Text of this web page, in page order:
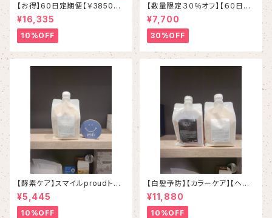
【お得】60日定期便【￥3850お
得】【ケアオイル１本プレゼント】
イマヘアヘアケア３点セット
¥16,335
10%OFF
【数量限定３０％オフ】【６０日
便】【酵素ケア】スマイルプラウド
シャンプー＆トリートメント定期
便
¥7,700
30%OFF
【酵素ケア】スマイルproudトリ
ートメント １０００g （専用ホ
ルダー別売り）
¥5,445
10%OFF
【白髪予防】【カラーケア】【ヘマ
チン配合】【ホルダーつき】スマイ
ルproudシャンプー＆トリートメ
ント
¥11,880
10%OFF